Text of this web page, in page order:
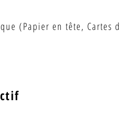
(Papier en tête, Cartes